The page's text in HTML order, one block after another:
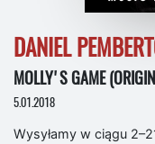
DANIEL
MOLLY'S GAME
5.01.2018
Wysyłamy w ciągu